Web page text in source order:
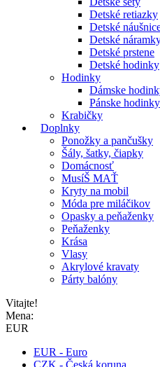
Detské retiazky
Detské
Detské
Detské prstene
Detské hodinky
Hodinky
Dámske
Pánske hodinky
Krabičky
Doplnky
Ponožky a pančušky
Šály, šatky, čiapky
Domácnosť
MusíŠ MAŤ
Kryty na mobil
Móda pre miláčikov
Opasky a peňaženky
Peňaženky
Krása
Vlasy
Akrylové kravaty
Párty balóny
Vitajte!
Mena:
EUR
EUR - Euro
CZK - Česká koruna